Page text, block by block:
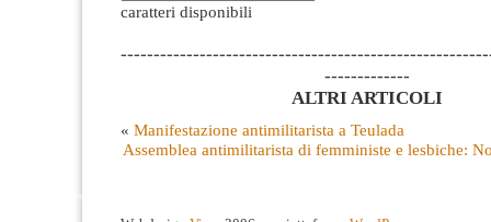
caratteri disponibili
-------------
ALTRI ARTICOLI
« Manifestazione antimilitarista a Teulada
Assemblea antimilitarista di femministe e lesbiche: